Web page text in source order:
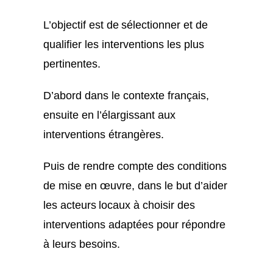
L’objectif est de sélectionner et de
qualifier les interventions les plus
pertinentes.
D’abord dans le contexte français,
ensuite en l’élargissant aux
interventions étrangères.
Puis de rendre compte des conditions
de mise en œuvre, dans le but d’aider
les acteurs locaux à choisir des
interventions adaptées pour répondre
à leurs besoins.